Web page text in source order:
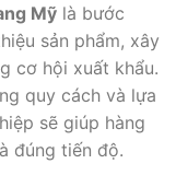
Mỹ là bước
sản phẩm, xây
cơ hội xuất khẩu.
quy cách và lựa
sẽ giúp hàng
đúng tiến độ.